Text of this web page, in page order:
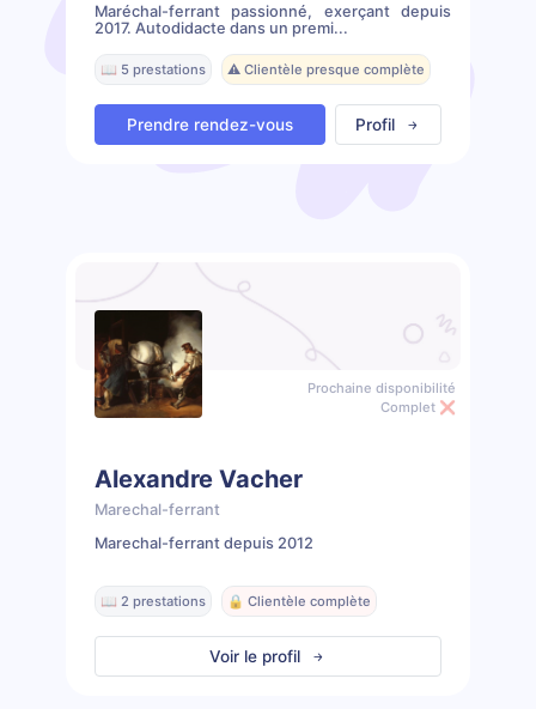
Maréchal-ferrant passionné, exerçant depuis
2017. Autodidacte dans un premi...
📖 5 prestations ⚠️ Clientèle presque complète
Prendre rendez-vous Profil
Prochaine disponibilité
Complet ❌
Alexandre Vacher
Marechal-ferrant
Marechal-ferrant depuis 2012
📖 2 prestations 🔒 Clientèle complète
Voir le profil